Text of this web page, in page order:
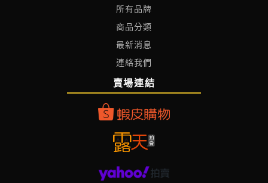
所有品牌
商品分類
最新消息
連絡我們
賣場連結